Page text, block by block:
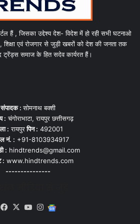
हैं , जिसका उद्देश्य देश- विदेश में हो रही सभी घटनाओ
एवं रोजगार से जुड़ी खबरों को देश की जनता तक
ट्रेंड्स समाज के हित सदेव कार्यरत हैं।
संपादक :सोमनाथ बक्शी
: चंगोराभाटा, रायपुर छत्तीसगढ़
: रायपुरपिन : 492001
नं. : +91-8103934917
: hindtrends@gmail.com
: www.hindtrends.com
---------------
Facebook
X YouTubeInstagram